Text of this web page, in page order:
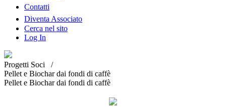
Contatti
Diventa Associato
Cerca nel sito
Log In
Progetti Soci /
Pellet e Biochar dai fondi di caffè
Pellet e Biochar dai fondi di caffè